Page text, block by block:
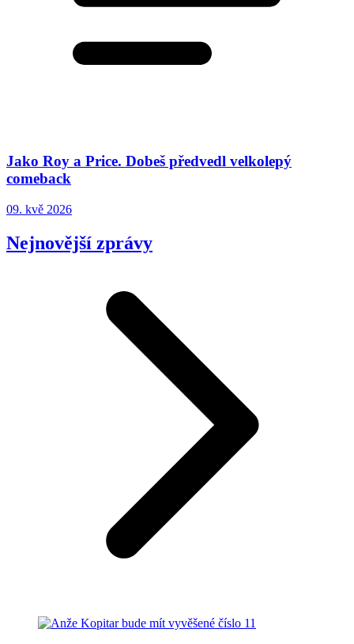
Jako Roy a Price. Dobeš předvedl velkolepý
comeback
09. kvě 2026
Nejnovější zprávy